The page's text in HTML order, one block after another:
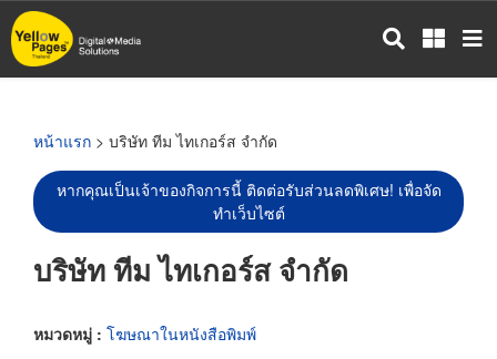
ข้าม
ไป
หน้าแรก > บริษัท ทีม ไทเกอร์ส จำกัด
หากคุณเป็นเจ้าของกิจการนี้ ติดต่อรับส่วนลดพิเศษ! เพื่อจัด
ทำเว็บไซต์
บริษัท ทีม ไทเกอร์ส จำกัด
หมวดหมู่ : โฆษณาในหนังสือพิมพ์